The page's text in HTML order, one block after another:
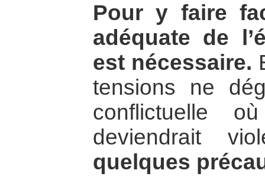
Pour y faire
adéquate de
est nécessaire.
tensions ne
conflictuelle
deviendrait
quelques